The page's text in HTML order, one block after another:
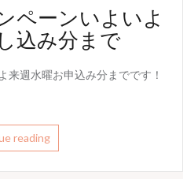
ペーンいよいよ
込み分まで
来週水曜お申込み分までです！
reading